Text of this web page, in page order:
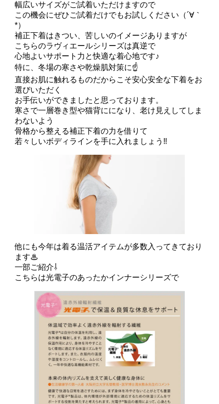
幅広いサイズがご試着いただけますので
この機会にぜひご試着だけでもお試しください（´∀｀
*）
補正下着はきつい、苦しいのイメージありますが
こちらのラヴィエールシリーズは真逆で
心地よいサポート力と快適な着心地です♪
特に、冬場の寒さや乾燥肌対策に☝
直接お肌に触れるものだからこそ安心安全な下着をお
選びいただく
お手伝いができましたと思っております。
寒さで一層巻き型や猫背にになり、老け見えしてしま
わないよう
骨格から整える補正下着の力を借りて
若々しいボディラインを手に入れましょう‼
他にも今年は着る温活アイテムが多数入ってきており
ます♨
一部ご紹介⇩
こちらは光電子のあったかインナーシリーズで